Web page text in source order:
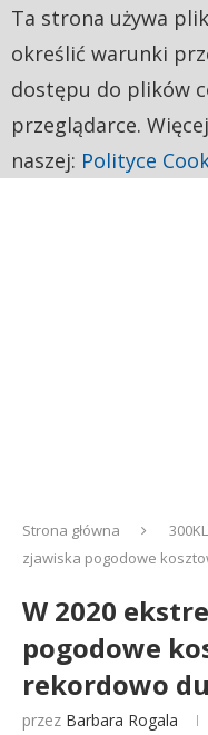
Strona główna
zjawiska pogodowe
W 2020
pogodowe
rekordowo
przez Barbara Rogala
Ta strona używa
określić warunki
dostępu do plików
przeglądarce.
naszej: Polityce